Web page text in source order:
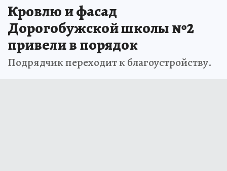
Кровлю и фасад
Дорогобужской школы №2
привели в порядок
Подрядчик переходит к благоустройству.